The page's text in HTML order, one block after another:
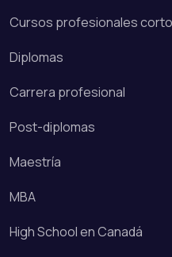
Cursos profesionales
Diplomas
Carrera profesional
Post-diplomas
Maestría
MBA
High School en Canadá